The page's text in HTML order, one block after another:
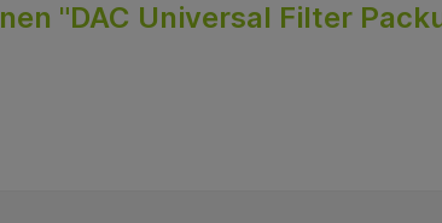
"DAC Universal Filter